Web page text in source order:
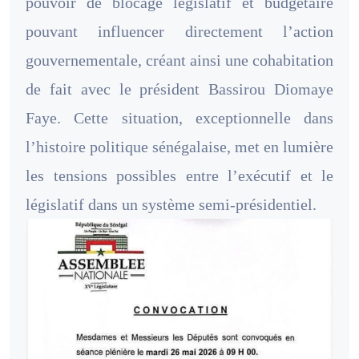
pouvant influencer directement l’action
gouvernementale, créant ainsi une cohabitation
de fait avec le président Bassirou Diomaye
Faye. Cette situation, exceptionnelle dans
l’histoire politique sénégalaise, met en lumière
les tensions possibles entre l’exécutif et le
législatif dans un système semi-présidentiel.